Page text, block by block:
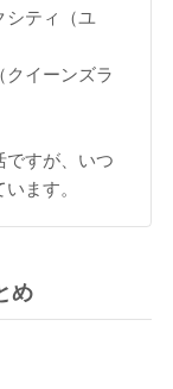
シティ（ユ
クイーンズラ
ですが、いつ
ます。
め